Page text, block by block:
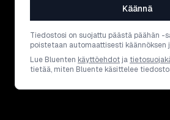
Käännä
Tiedostosi on suojattu päästä päähän -
poistetaan automaattisesti käännöksen
Lue Bluenten käyttöehdot ja
tietää, miten Bluente käsittelee